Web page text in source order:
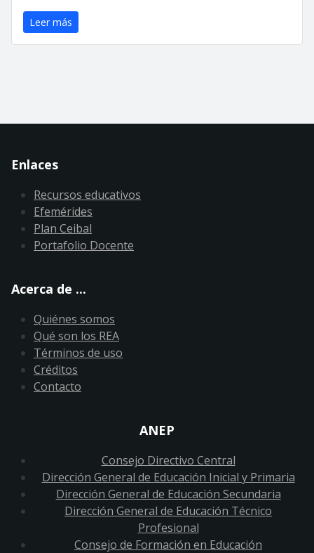
Leer más
Enlaces
Recursos educativos
Efemérides
Plan Ceibal
Portafolio Docente
Acerca de ...
Quiénes somos
Qué son los REA
Términos de uso
Créditos
Contacto
ANEP
Consejo Directivo Central
Dirección General de Educación Inicial y Primaria
Dirección General de Educación Secundaria
Dirección General de Educación Técnico
Profesional
Consejo de Formación en Educación